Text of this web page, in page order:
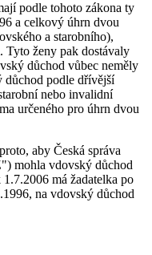
podle tohoto zákona ty
a celkový úhrn dvou
a starobního),
Tyto ženy pak dostávaly
důchod vůbec neměly
důchod podle dřívější
nebo invalidní
určeného pro úhrn dvou
aby Česká správa
mohla vdovský důchod
má žadatelka po
na vdovský důchod